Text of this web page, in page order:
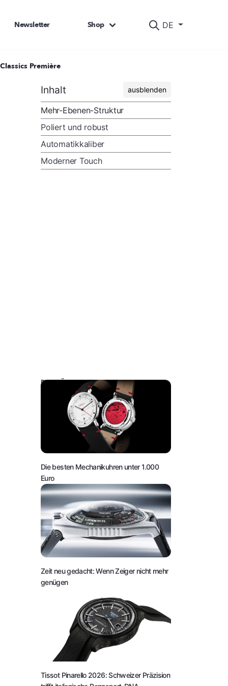
DE
Newsletter Shop
Première
Inhalt ausblenden
Mehr-Ebenen-Struktur
Poliert und robust
Automatikkaliber
Moderner Touch
DAS KÖNNTE SIE AUCH INTERESSIEREN:
Die besten Mechanikuhren unter 1.000
Euro
Zeit neu gedacht: Wenn Zeiger nicht mehr
genügen
Tissot Pinarello 2026: Schweizer Präzision